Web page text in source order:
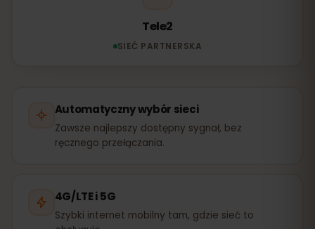
Tele2
SIEĆ PARTNERSKA
Automatyczny wybór sieci
Zawsze najlepszy dostępny sygnał, bez
ręcznego przełączania.
4G/LTE i 5G
Szybki internet mobilny tam, gdzie sieć to